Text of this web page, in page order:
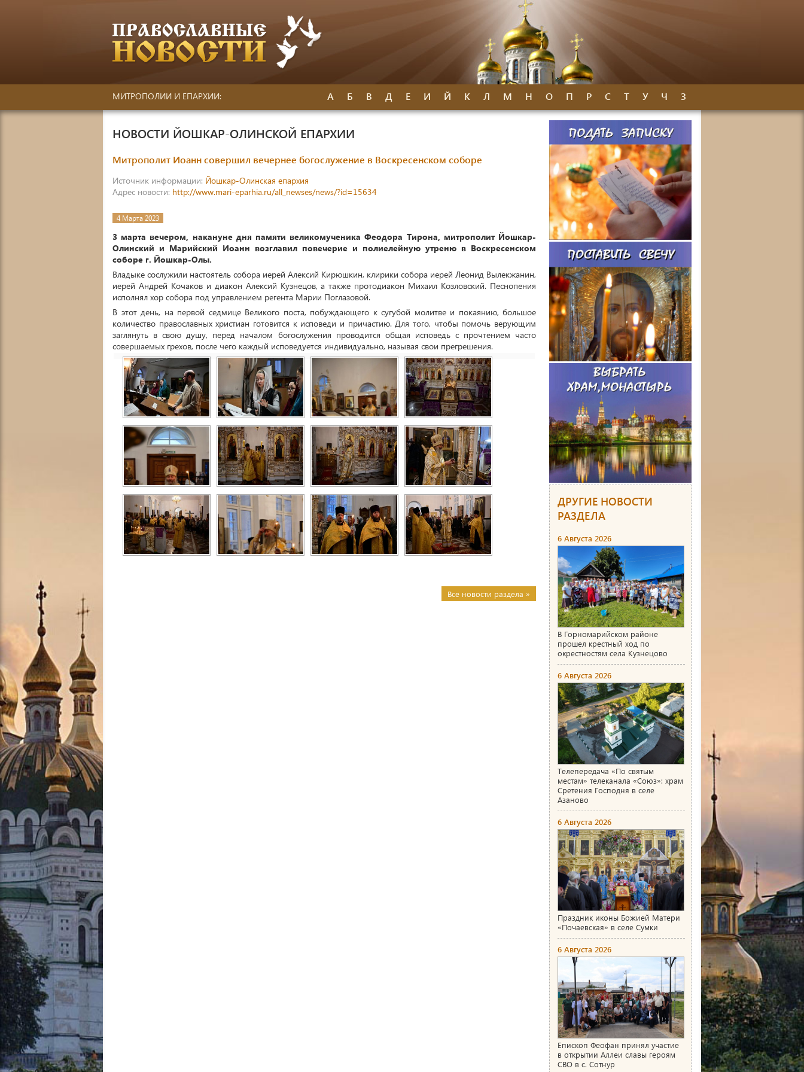
МИТРОПОЛИИ И ЕПАРХИИ: А Б В Д Е И Й К Л М Н О П Р С Т У Ч З
НОВОСТИ ЙОШКАР-ОЛИНСКОЙ ЕПАРХИИ
Митрополит Иоанн совершил вечернее богослужение в Воскресенском соборе
Источник информации: Йошкар-Олинская епархия
Адрес новости: http://www.mari-eparhia.ru/all_newses/news/?id=15634
4 Марта 2023
3 марта вечером, накануне дня памяти великомученика Феодора Тирона, митрополит Йошкар-
Олинский и Марийский Иоанн возглавил повечерие и полиелейную утреню в Воскресенском
соборе г. Йошкар-Олы.
Владыке сослужили настоятель собора иерей Алексий Кирюшкин, клирики собора иерей Леонид Вылекжанин,
иерей Андрей Кочаков и диакон Алексий Кузнецов, а также протодиакон Михаил Козловский. Песнопения
исполнял хор собора под управлением регента Марии Поглазовой.
В этот день, на первой седмице Великого поста, побуждающего к сугубой молитве и покаянию, большое
количество православных христиан готовится к исповеди и причастию. Для того, чтобы помочь верующим
заглянуть в свою душу, перед началом богослужения проводится общая исповедь с прочтением часто
совершаемых грехов, после чего каждый исповедуется индивидуально, называя свои прегрешения.
Все новости раздела »
ДРУГИЕ НОВОСТИ
РАЗДЕЛА
6 Августа 2026
В Горномарийском районе
прошел крестный ход по
окрестностям села Кузнецово
6 Августа 2026
Телепередача «По святым
местам» телеканала «Союз»: храм
Сретения Господня в селе
Азаново
6 Августа 2026
Праздник иконы Божией Матери
«Почаевская» в селе Сумки
6 Августа 2026
Епископ Феофан принял участие
в открытии Аллеи славы героям
СВО в с. Сотнур